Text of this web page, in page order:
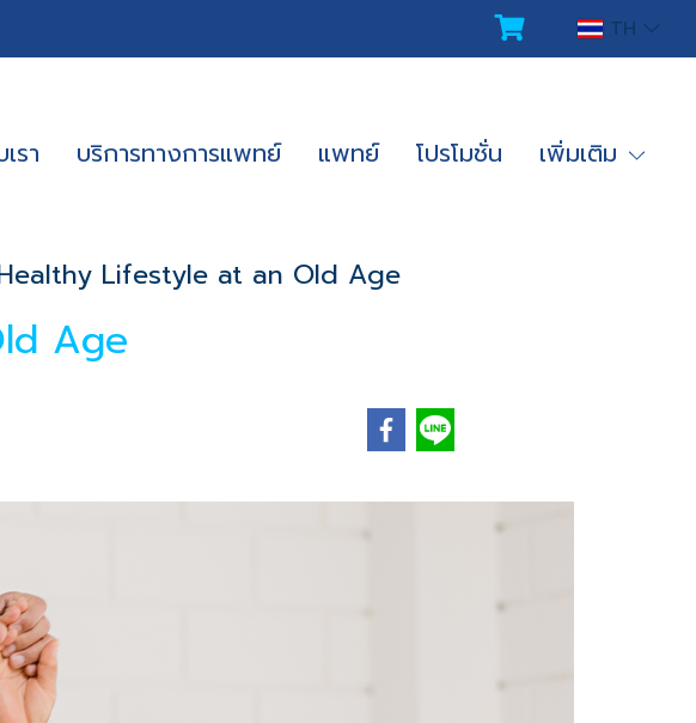
TH
รา บริการทางการแพทย์ แพทย์ โปรโมชั่น เพิ่มเติม
Lifestyle at an Old Age
Age